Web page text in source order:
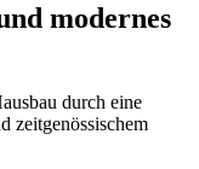
modernes
durch eine
zeitgenössischem